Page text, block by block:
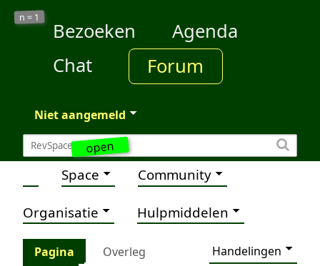
open
n = 1
Bezoeken
Agenda
Chat
Forum
Niet aangemeld
Space Community
Organisatie Hulpmiddelen
Pagina Overleg
Handelingen